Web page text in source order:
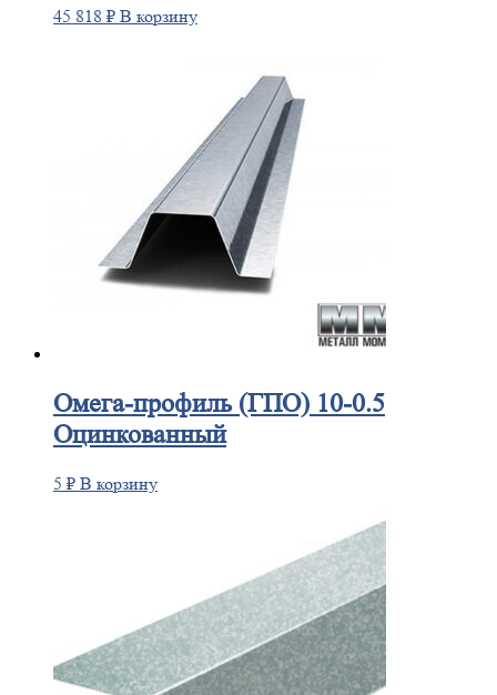
45 818 ₽ В корзину
Омега-профиль(ГПО) 10-0.5
Оцинкованный
5 ₽ В корзину